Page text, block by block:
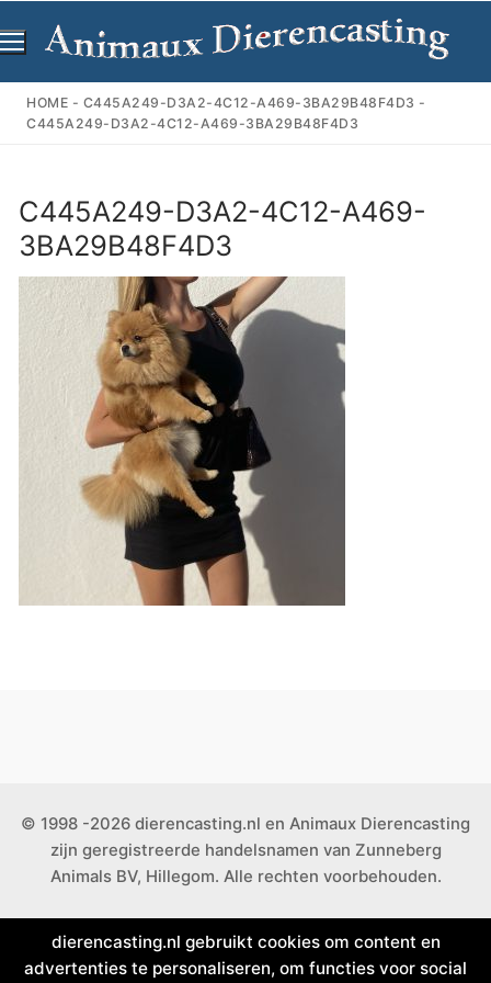
naar
inhoud
HOME - C445A249-D3A2-4C12-A469-3BA29B48F4D3 -
C445A249-D3A2-4C12-A469-3BA29B48F4D3
C445A249-D3A2-4C12-A469-
3BA29B48F4D3
© 1998 -2026 dierencasting.nl en Animaux Dierencasting
zijn geregistreerde handelsnamen van Zunneberg
Animals BV, Hillegom. Alle rechten voorbehouden.
dierencasting.nl gebruikt cookies om content en
advertenties te personaliseren, om functies voor social